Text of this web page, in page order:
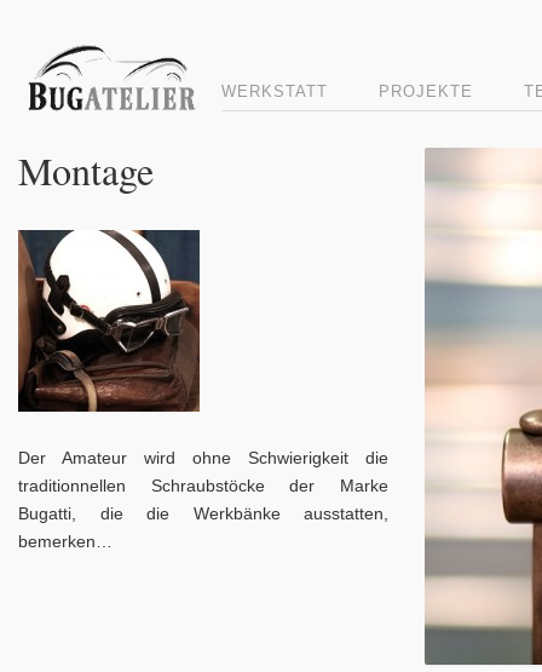
WERKSTATT PROJEKTE
Montage
Der Amateur wird ohne Schwierigkeit die
traditionnellen Schraubstöcke der Marke
Bugatti, die die Werkbänke ausstatten,
bemerken…